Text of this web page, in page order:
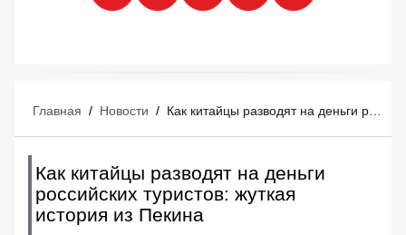
Главная / Новости / Как китайцы разводят на деньги российских туристов: жуткая история из Пекина
Как китайцы разводят на деньги
российских туристов: жуткая
история из Пекина